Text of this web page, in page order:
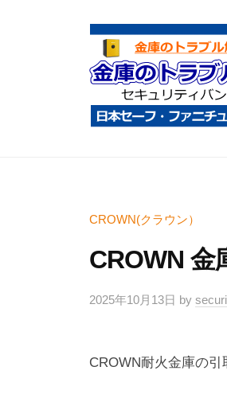
ト
ラ
ブ
ル
1
・
分
CROWN(クラウン）
CROWN 金
2025年10月13日 by
CROWN耐火金庫の引
庫
の
ト
ラ
ブ
ル
番